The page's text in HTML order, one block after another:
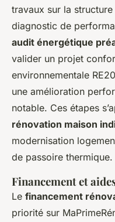
travaux sur la
diagnostic de
audit énergétique
valider un projet
environnementale
une amélioration
notable. Ces étapes
rénovation maison
modernisation
de passoire thermique.
Financement et
Le financement
priorité sur